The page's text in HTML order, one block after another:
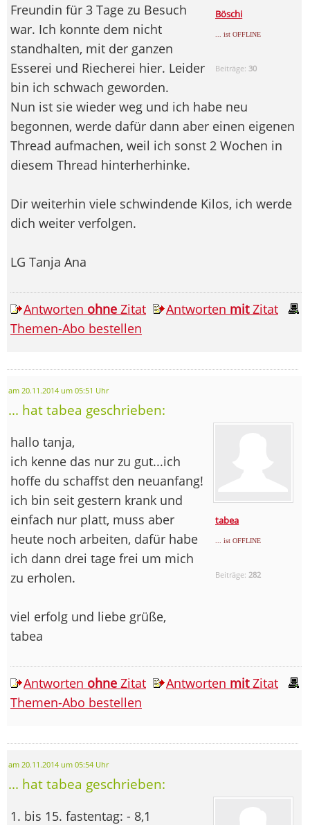
Böschi
... ist OFFLINE
Beiträge: 30
Freundin für 3 Tage zu Besuch
war. Ich konnte dem nicht
standhalten, mit der ganzen
Esserei und Riecherei hier. Leider
bin ich schwach geworden.
Nun ist sie wieder weg und ich habe neu
begonnen, werde dafür dann aber einen eigenen
Thread aufmachen, weil ich sonst 2 Wochen in
diesem Thread hinterherhinke.
Dir weiterhin viele schwindende Kilos, ich werde
dich weiter verfolgen.
LG Tanja Ana
Antworten ohne Zitat Antworten mitZitat
Themen-Abo bestellen
am 20.11.2014 um 05:51 Uhr
... hat tabea geschrieben:
tabea
... ist OFFLINE
Beiträge: 282
hallo tanja,
ich kenne das nur zu gut...ich
hoffe du schaffst den neuanfang!
ich bin seit gestern krank und
einfach nur platt, muss aber
heute noch arbeiten, dafür habe
ich dann drei tage frei um mich
zu erholen.
viel erfolg und liebe grüße,
tabea
Antworten ohne Zitat Antworten mitZitat
Themen-Abo bestellen
am 20.11.2014 um 05:54 Uhr
... hat tabea geschrieben:
1. bis 15. fastentag: - 8,1